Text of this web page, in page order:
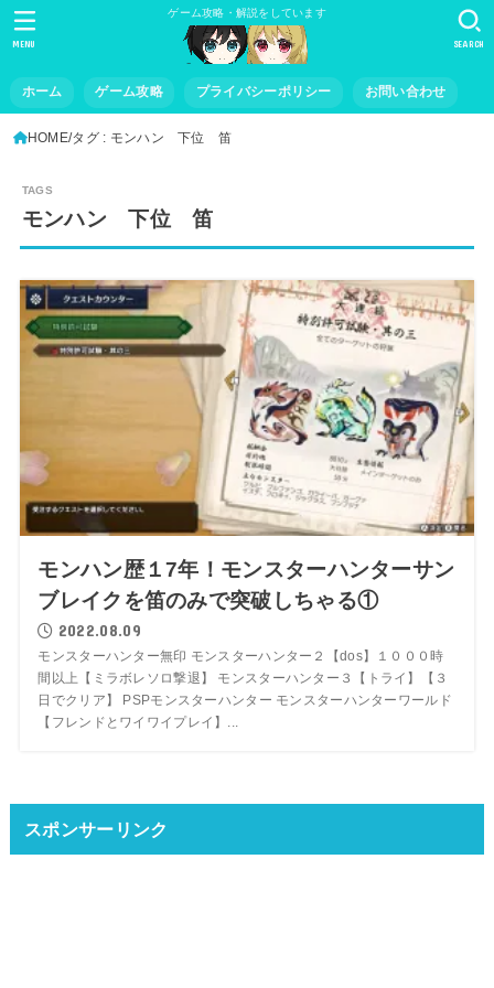
ゲーム攻略・解説をしています
ホーム ゲーム攻略 プライバシーポリシー お問い合わせ
SEARCH
MENU
HOME タグ : モンハン 下位 笛
モンハン 下位 笛
モンハン歴１7年！モンスターハンターサン
ブレイクを笛のみで突破しちゃる①
2022.08.09
モンスターハンター無印 モンスターハンター２【dos】１０００時
間以上【ミラボレソロ撃退】 モンスターハンター３【トライ】【３
日でクリア】 PSPモンスターハンター モンスターハンターワールド
【フレンドとワイワイプレイ】...
スポンサーリンク